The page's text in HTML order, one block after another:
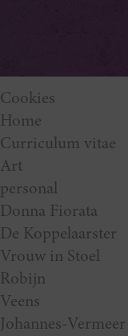
Cookies
Home
Curriculum vitae
Art
personal
Donna Fiorata
De Koppelaarster
Vrouw in Stoel
Robijn
Veens
Johannes-Vermeer